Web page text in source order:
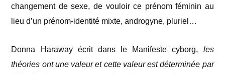
changement de sexe, de vouloir ce prénom féminin au
lieu d’un prénom-identité mixte, androgyne, pluriel…
Donna Haraway écrit dans le Manifeste cyborg, les
théories ont une valeur et cette valeur est déterminée par